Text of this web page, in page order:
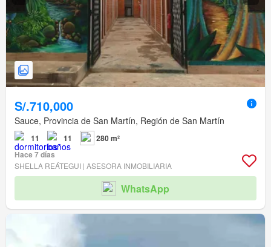
S/.710,000
Sauce, Provincia de San Martín, Región de San Martín
11 11
280 m²
Hace 7 días
SHELLA REÁTEGUI | ASESORA INMOBILIARIA
WhatsApp